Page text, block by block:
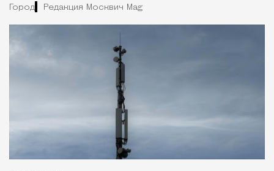
Город Редакция Москвич Mag